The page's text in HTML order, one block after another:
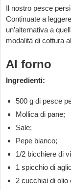
Il nostro pesce
Continuate a
un’alternativa a
modalità di cottura
Al forno
Ingredienti:
500 g di pesce
Mollica di pane;
Sale;
Pepe bianco;
1/2 bicchiere di
1 spicchio di
2 cucchiai di olio